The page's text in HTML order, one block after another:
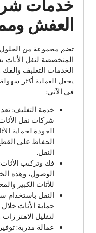
خدمات
العفش
تضم مجموعة من الحلول
المتخصصة لنقل
الخدمات التغليف والفك
يجعل العملية أكثر
في الآتي:
خدمة التغليف:
شركات نقل
الجودة لحماية
الحفاظ على
النقل.
فك وتركيب
الوصول، وهذه
للأثاث الكبير
النقل باستخدام
حماية الأثاث
لتقليل
عمالة مدربة: